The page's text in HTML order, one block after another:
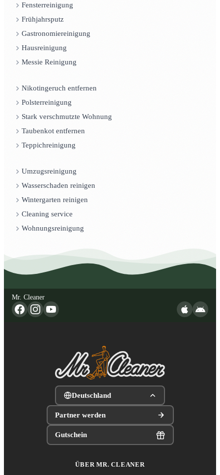
Fensterreinigung
Frühjahrsputz
Gastronomiereinigung
Hausreinigung
Messie Reinigung
Nikotingeruch entfernen
Polsterreinigung
Stark verschmutzte Wohnung
Taubenkot entfernen
Teppichreinigung
Umzugsreinigung
Wasserschaden reinigen
Wintergarten reinigen
Cleaning service
Wohnungsreinigung
Mr. Cleaner
Deutschland
Partner werden
Gutschein
ÜBER MR. CLEANER